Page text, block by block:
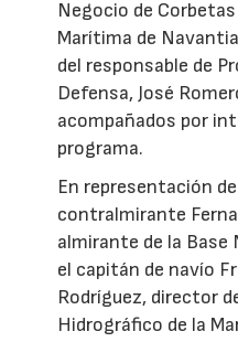
Negocio de
Marítima de
del responsable de
Defensa, José
acompañados por
programa.
En representación
contralmirante
almirante de la Base
el capitán de navío
Rodríguez, director
Hidrográfico de la